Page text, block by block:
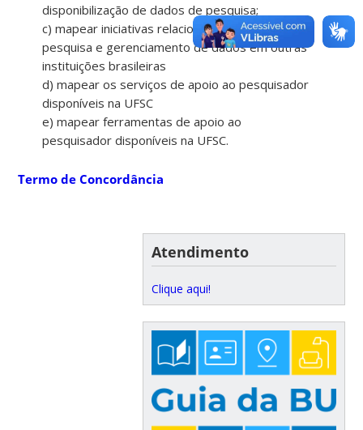
disponibilização de dados de pesquisa;
c) mapear iniciativas relacionadas a suporte à
pesquisa e gerenciamento de dados em outras
instituições brasileiras
d) mapear os serviços de apoio ao pesquisador
disponíveis na UFSC
e) mapear ferramentas de apoio ao
pesquisador disponíveis na UFSC.
Termo de Concordância
Atendimento
Clique aqui!